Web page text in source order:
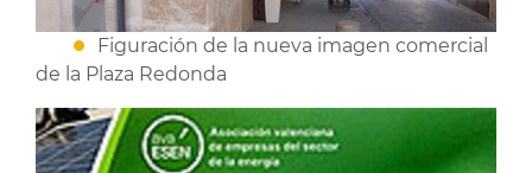
Figuración de la nueva imagen comercial
de la Plaza Redonda